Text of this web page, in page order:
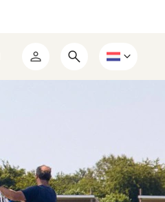
Mijn
RCN
Open
zoekformulier
Kies
een